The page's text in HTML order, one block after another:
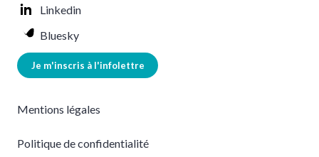
Linkedin
Bluesky
Je m'inscris à l'infolettre
Mentions légales
Politique de confidentialité